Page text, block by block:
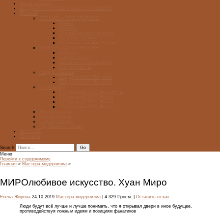
Search
Меню
Перейти к содержимому
Главная » Мастера модернизма »
МИРОлюбивое искусство. Хуан Миро
Елена Жирова 24.10.2019 Мастера модернизма | 4 329 Просм. | Оставить отзыв
Люди будут всё лучше и лучше понимать, что я открывал двери в иное будущее,
противодействуя ложным идеям и позициям фанатиков